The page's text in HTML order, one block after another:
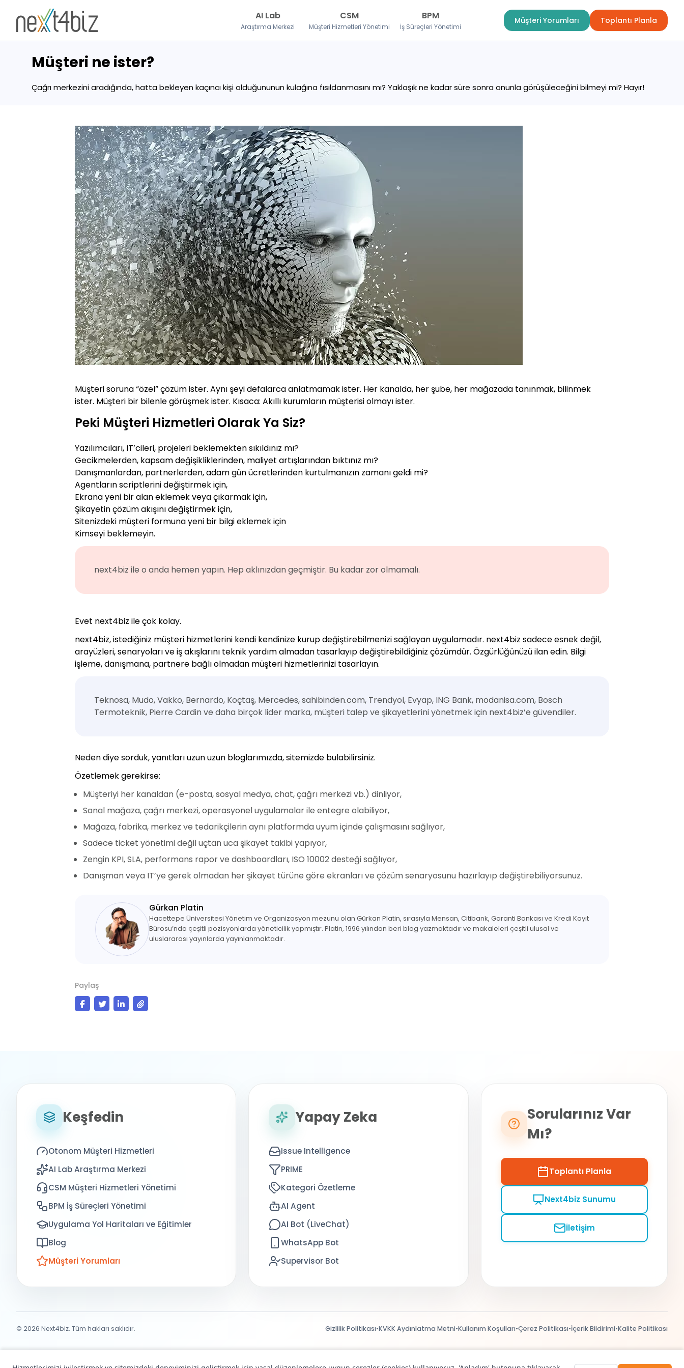
AI Lab
Araştırma Merkezi
CSM
Müşteri Hizmetleri Yönetimi
BPM
İş Süreçleri Yönetimi
Müşteri Yorumları Toplantı Planla
Müşteri ne ister?
Çağrı merkezini aradığında, hatta bekleyen kaçıncı kişi olduğununun kulağına fısıldanmasını mı? Yaklaşık ne kadar süre sonra onunla görüşüleceğini bilmeyi mi? Hayır!
Müşteri soruna “özel” çözüm ister. Aynı şeyi defalarca anlatmamak ister. Her kanalda, her şube, her mağazada tanınmak, bilinmek
ister. Müşteri bir bilenle görüşmek ister. Kısaca: Akıllı kurumların müşterisi olmayı ister.
Peki Müşteri Hizmetleri Olarak Ya Siz?
Yazılımcıları, IT’cileri, projeleri beklemekten sıkıldınız mı?
Gecikmelerden, kapsam değişikliklerinden, maliyet artışlarından bıktınız mı?
Danışmanlardan, partnerlerden, adam gün ücretlerinden kurtulmanızın zamanı geldi mi?
Agentların scriptlerini değiştirmek için,
Ekrana yeni bir alan eklemek veya çıkarmak için,
Şikayetin çözüm akışını değiştirmek için,
Sitenizdeki müşteri formuna yeni bir bilgi eklemek için
Kimseyi beklemeyin.
next4biz ile o anda hemen yapın. Hep aklınızdan geçmiştir. Bu kadar zor olmamalı.
Evet next4biz ile çok kolay.
next4biz, istediğiniz müşteri hizmetlerini kendi kendinize kurup değiştirebilmenizi sağlayan uygulamadır. next4biz sadece esnek değil,
arayüzleri, senaryoları ve iş akışlarını teknik yardım almadan tasarlayıp değiştirebildiğiniz çözümdür. Özgürlüğünüzü ilan edin. Bilgi
işleme, danışmana, partnere bağlı olmadan müşteri hizmetlerinizi tasarlayın.
Teknosa, Mudo, Vakko, Bernardo, Koçtaş, Mercedes, sahibinden.com, Trendyol, Evyap, ING Bank, modanisa.com, Bosch
Termoteknik, Pierre Cardin ve daha birçok lider marka, müşteri talep ve şikayetlerini yönetmek için next4biz’e güvendiler.
Neden diye sorduk, yanıtları uzun uzun bloglarımızda, sitemizde bulabilirsiniz.
Özetlemek gerekirse:
Müşteriyi her kanaldan (e-posta, sosyal medya, chat, çağrı merkezi vb.) dinliyor,
Sanal mağaza, çağrı merkezi, operasyonel uygulamalar ile entegre olabiliyor,
Mağaza, fabrika, merkez ve tedarikçilerin aynı platformda uyum içinde çalışmasını sağlıyor,
Sadece ticket yönetimi değil uçtan uca şikayet takibi yapıyor,
Zengin KPI, SLA, performans rapor ve dashboardları, ISO 10002 desteği sağlıyor,
Danışman veya IT’ye gerek olmadan her şikayet türüne göre ekranları ve çözüm senaryosunu hazırlayıp değiştirebiliyorsunuz.
Gürkan Platin
Hacettepe Üniversitesi Yönetim ve Organizasyon mezunu olan Gürkan Platin, sırasıyla Mensan, Citibank, Garanti Bankası ve Kredi Kayıt
Bürosu’nda çeşitli pozisyonlarda yöneticilik yapmıştır. Platin, 1996 yılından beri blog yazmaktadır ve makaleleri çeşitli ulusal ve
uluslararası yayınlarda yayınlanmaktadır.
Paylaş
Keşfedin
Otonom Müşteri Hizmetleri
AI Lab Araştırma Merkezi
CSM Müşteri Hizmetleri Yönetimi
BPM İş Süreçleri Yönetimi
Uygulama Yol Haritaları ve Eğitimler
Blog
Müşteri Yorumları
Yapay Zeka
Issue Intelligence
PRIME
Kategori Özetleme
AI Agent
AI Bot (LiveChat)
WhatsApp Bot
Supervisor Bot
Sorularınız Var
Mı?
Toplantı Planla
Next4biz Sunumu
İletişim
© 2026 Next4biz. Tüm hakları saklıdır. Gizlilik Politikası•KVKK Aydınlatma Metni•Kullanım Koşulları•Çerez Politikası•İçerik Bildirimi•Kalite Politikası